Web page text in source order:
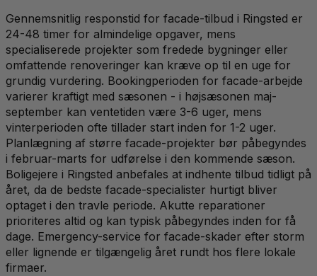
Gennemsnitlig responstid for facade-tilbud i Ringsted er
24-48 timer for almindelige opgaver, mens
specialiserede projekter som fredede bygninger eller
omfattende renoveringer kan kræve op til en uge for
grundig vurdering. Bookingperioden for facade-arbejde
varierer kraftigt med sæsonen - i højsæsonen maj-
september kan ventetiden være 3-6 uger, mens
vinterperioden ofte tillader start inden for 1-2 uger.
Planlægning af større facade-projekter bør påbegyndes
i februar-marts for udførelse i den kommende sæson.
Boligejere i Ringsted anbefales at indhente tilbud tidligt på
året, da de bedste facade-specialister hurtigt bliver
optaget i den travle periode. Akutte reparationer
prioriteres altid og kan typisk påbegyndes inden for få
dage. Emergency-service for facade-skader efter storm
eller lignende er tilgængelig året rundt hos flere lokale
firmaer.